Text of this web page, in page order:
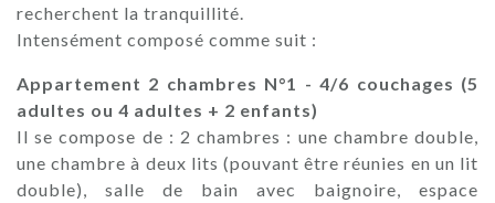
recherchent la tranquillité.
Intensément composé comme suit :
Appartement 2 chambres N°1 - 4/6 couchages (5
adultes ou 4 adultes + 2 enfants)
Il se compose de : 2 chambres : une chambre double,
une chambre à deux lits (pouvant être réunies en un lit
double), salle de bain avec baignoire, espace